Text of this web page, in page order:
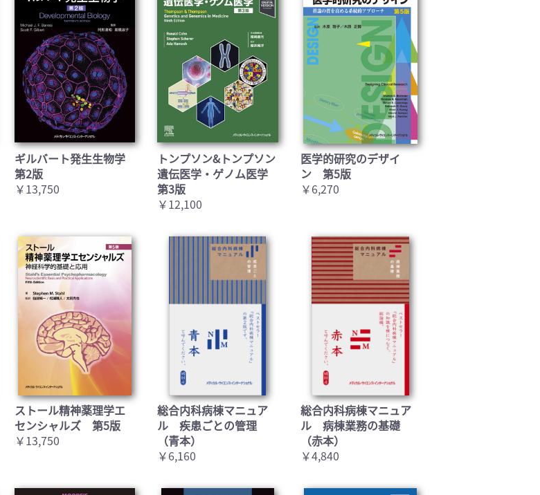
お買い物を続ける カートへ進む
ギルバート発生生物学
第2版
￥13,750
トンプソン&トンプソン
遺伝医学・ゲノム医学
第3版
￥12,100
医学的研究のデザイ
ン 第5版
￥6,270
ストール精神薬理学エ
センシャルズ 第5版
￥13,750
総合内科病棟マニュア
ル 疾患ごとの管理
（青本）
￥6,160
総合内科病棟マニュア
ル 病棟業務の基礎
（赤本）
￥4,840